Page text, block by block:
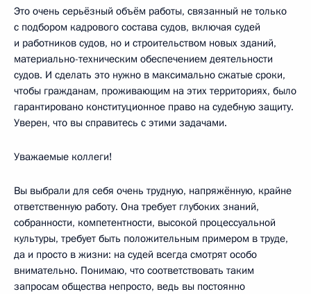
Это очень серьёзный объём работы, связанный не только
с подбором кадрового состава судов, включая судей
и работников судов, но и строительством новых зданий,
материально-техническим обеспечением деятельности
судов. И сделать это нужно в максимально сжатые сроки,
чтобы гражданам, проживающим на этих территориях, было
гарантировано конституционное право на судебную защиту.
Уверен, что вы справитесь с этими задачами.
Уважаемые коллеги!
Вы выбрали для себя очень трудную, напряжённую, крайне
ответственную работу. Она требует глубоких знаний,
собранности, компетентности, высокой процессуальной
культуры, требует быть положительным примером в труде,
да и просто в жизни: на судей всегда смотрят особо
внимательно. Понимаю, что соответствовать таким
запросам общества непросто, ведь вы постоянно